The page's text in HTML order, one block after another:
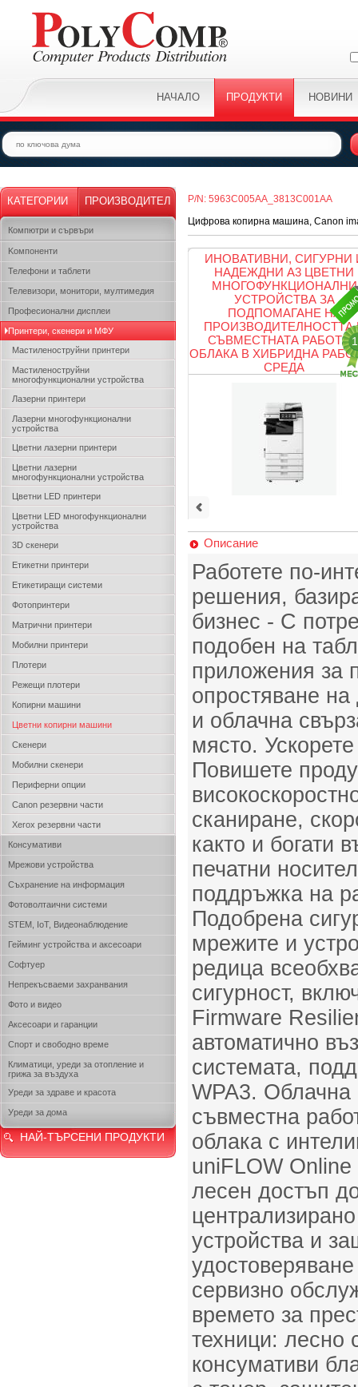
НАЧАЛО ПРОДУКТИ НОВИНИ
КАТЕГОРИИ ПРОИЗВОДИТЕЛ
Компютри и сървъри
Kомпоненти
Телефони и таблети
Телевизори, монитори, мултимедия
Професионални дисплеи
Принтери, скенери и МФУ
Мастиленоструйни принтери
Мастиленоструйни
многофункционални устройства
Лазерни принтери
Лазерни многофункционални
устройства
Цветни лазерни принтери
Цветни лазерни
многофункционални устройства
Цветни LED принтери
Цветни LED многофункционални
устройства
3D скенери
Етикетни принтери
Етикетиращи системи
Фотопринтери
Матрични принтери
Мобилни принтери
Плотери
Режещи плотери
Копирни машини
Цветни копирни машини
Скенери
Мобилни скенери
Периферни опции
Canon резервни части
Xerox резервни части
Консумативи
Мрежови устройства
Съхранение на информация
Фотоволтаични системи
STEM, IoT, Видеонаблюдение
Гейминг устройства и аксесоари
Софтуер
Непрекъсваеми захранвания
Фото и видео
Аксесоари и гаранции
Спорт и свободно време
Климатици, уреди за отопление и
грижа за въздуха
Уреди за здраве и красота
Уреди за дома
НАЙ-ТЪРСЕНИ ПРОДУКТИ
P/N: 5963C005AA_3813C001AA
Цифрова копирна машина, Canon
ИНОВАТИВНИ, СИГУРНИ
НАДЕЖДНИ A3 ЦВЕТНИ
МНОГОФУНКЦИОНАЛНИ
УСТРОЙСТВА ЗА
ПОДПОМАГАНЕ НА
ПРОИЗВОДИТЕЛНОСТТА
СЪВМЕСТНАТА РАБОТА
ОБЛАКА В ХИБРИДНА
СРЕДА
Описание
Работете по-
решения,
бизнес - С
подобен на
приложения за
опростяване
и облачна
място.
Повишете
сканиране,
както и богати
печатни
поддръжка на
Подобрена
мрежите и
редица
сигурност,
Firmware
автоматично
системата,
WPA3. Облачна
съвместна
облака с
uniFLOW
лесен достъп
устройства и
сервизно
времето за
техници: лесно
консумативи